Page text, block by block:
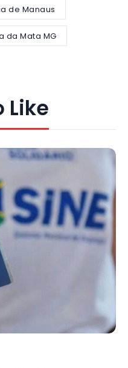
de Manaus
da Mata MG
Like